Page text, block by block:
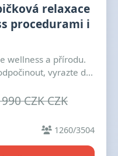
relaxace
procedurami i
wellness a přírodu.
vyrazte d...
CZK CZK
1260/3504